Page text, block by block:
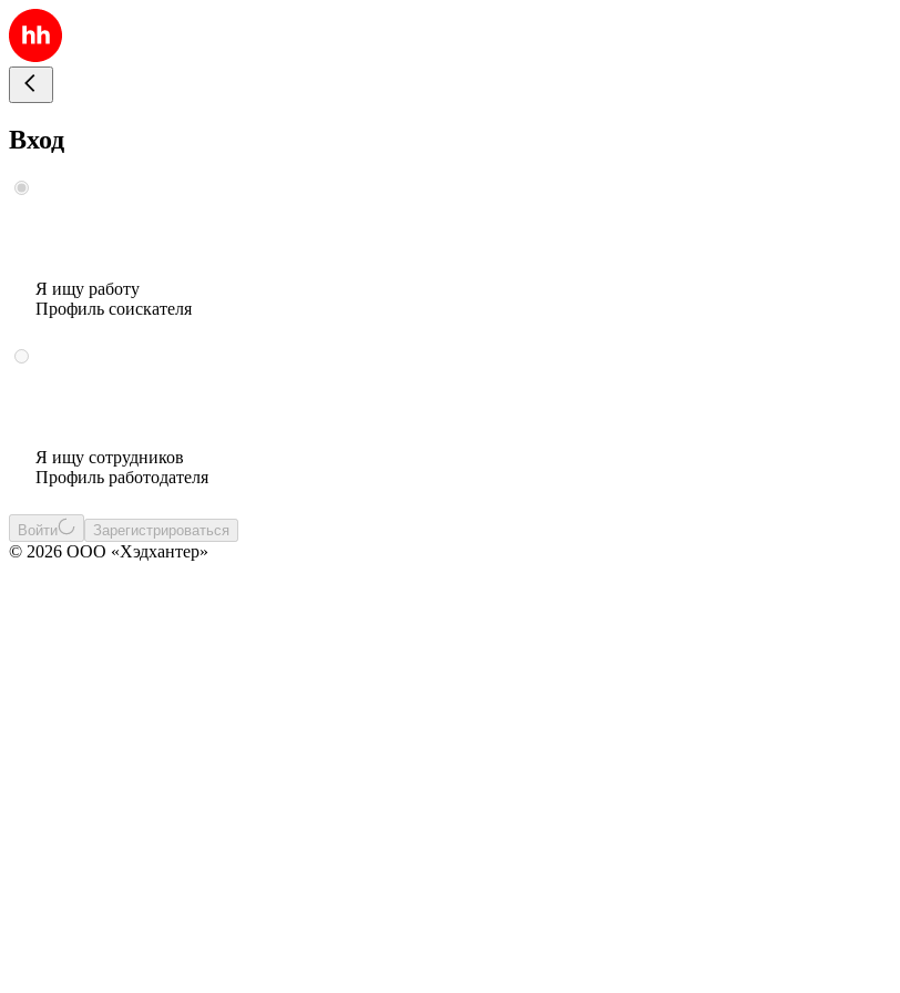
Вход
Я ищу работу
Профиль соискателя
Я ищу сотрудников
Профиль работодателя
Войти Зарегистрироваться
© 2026 ООО «Хэдхантер»